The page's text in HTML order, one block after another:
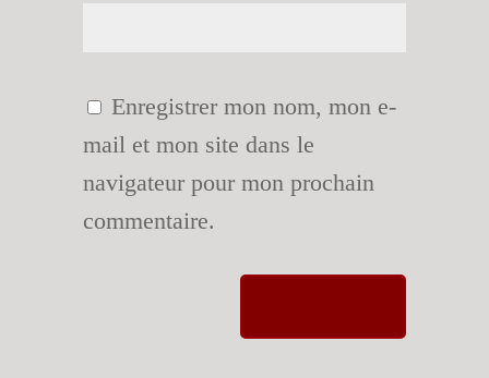
Enregistrer mon nom, mon e-
mail et mon site dans le
navigateur pour mon prochain
commentaire.